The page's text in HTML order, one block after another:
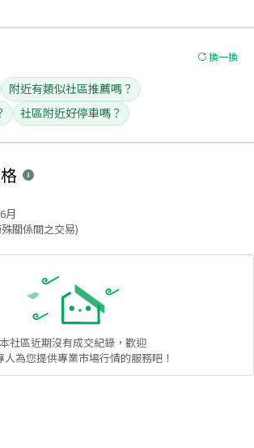
換一換
附近有類似社區推薦嗎？
社區附近好停車嗎？
月
關係間之交易)
本社區近期沒有成交紀錄，歡迎
人為您提供專業市場行情的服務吧！